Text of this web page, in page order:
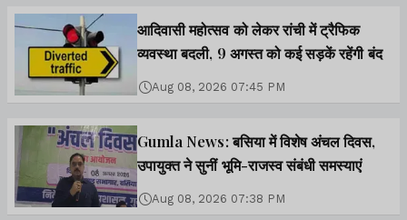
आदिवासी महोत्सव को लेकर रांची में ट्रैफिक
व्यवस्था बदली, 9 अगस्त को कई सड़कें रहेंगी बंद
Aug 08, 2026 07:45 PM
Gumla News: बसिया में विशेष अंचल दिवस,
उपायुक्त ने सुनीं भूमि-राजस्व संबंधी समस्याएं
Aug 08, 2026 07:38 PM